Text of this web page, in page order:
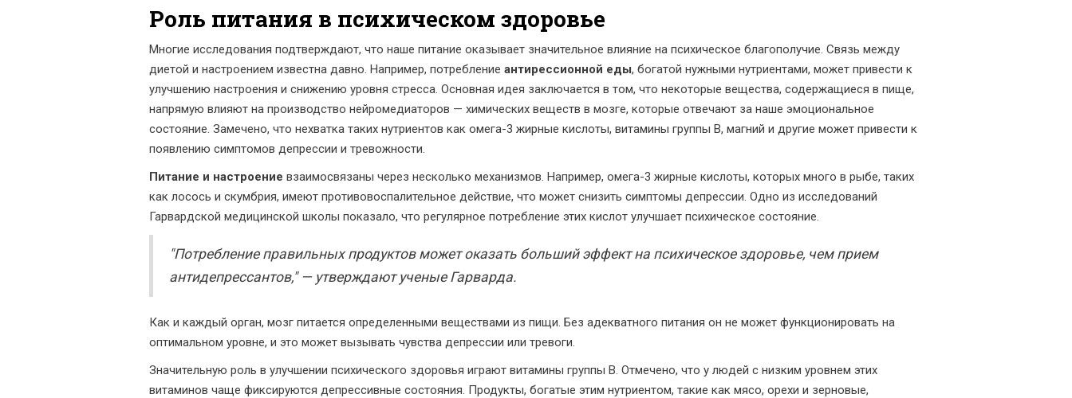
Роль питания в психическом здоровье
Многие исследования подтверждают, что наше питание оказывает значительное влияние на психическое благополучие. Связь между
диетой и настроением известна давно. Например, потребление антирессионной еды, богатой нужными нутриентами, может привести к
улучшению настроения и снижению уровня стресса. Основная идея заключается в том, что некоторые вещества, содержащиеся в пище,
напрямую влияют на производство нейромедиаторов — химических веществ в мозге, которые отвечают за наше эмоциональное
состояние. Замечено, что нехватка таких нутриентов как омега-3 жирные кислоты, витамины группы B, магний и другие может привести к
появлению симптомов депрессии и тревожности.
Питание и настроение взаимосвязаны через несколько механизмов. Например, омега-3 жирные кислоты, которых много в рыбе, таких
как лосось и скумбрия, имеют противовоспалительное действие, что может снизить симптомы депрессии. Одно из исследований
Гарвардской медицинской школы показало, что регулярное потребление этих кислот улучшает психическое состояние.
"Потребление правильных продуктов может оказать больший эффект на психическое здоровье, чем прием
антидепрессантов," — утверждают ученые Гарварда.
Как и каждый орган, мозг питается определенными веществами из пищи. Без адекватного питания он не может функционировать на
оптимальном уровне, и это может вызывать чувства депрессии или тревоги.
Значительную роль в улучшении психического здоровья играют витамины группы B. Отмечено, что у людей с низким уровнем этих
витаминов чаще фиксируются депрессивные состояния. Продукты, богатые этим нутриентом, такие как мясо, орехи и зерновые,